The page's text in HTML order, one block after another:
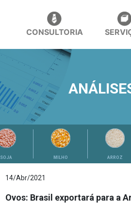
CONSULTORIA
SOJA MILHO ARROZ
14/Abr/2021
Ovos: Brasil exportará para a